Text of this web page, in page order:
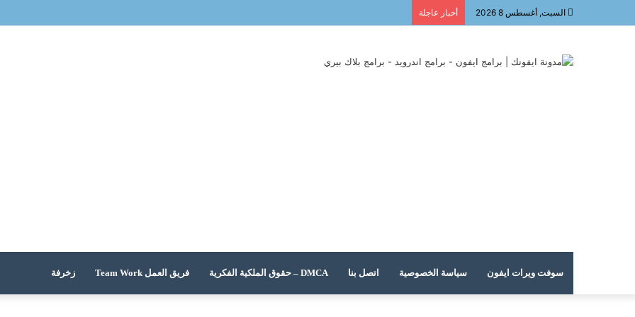
السبت, أغسطس 8 2026 أخبار عاجلة
سوفت ويرات ايفون سياسة الخصوصية اتصل بنا DMCA – حقوق الملكية الفكرية فريق العمل Team Work زخرفة